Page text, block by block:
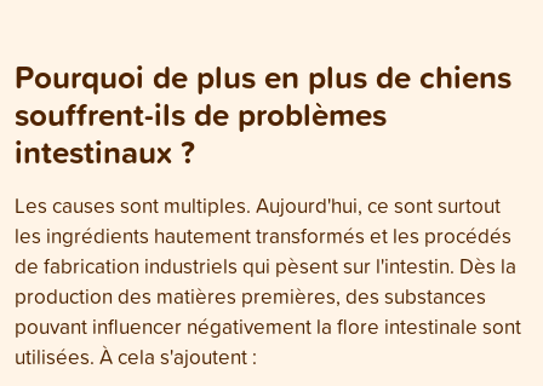
Pourquoi de plus en plus de chiens
souffrent-ils de problèmes
intestinaux ?
Les causes sont multiples. Aujourd'hui, ce sont surtout
les ingrédients hautement transformés et les procédés
de fabrication industriels qui pèsent sur l'intestin. Dès la
production des matières premières, des substances
pouvant influencer négativement la flore intestinale sont
utilisées. À cela s'ajoutent :